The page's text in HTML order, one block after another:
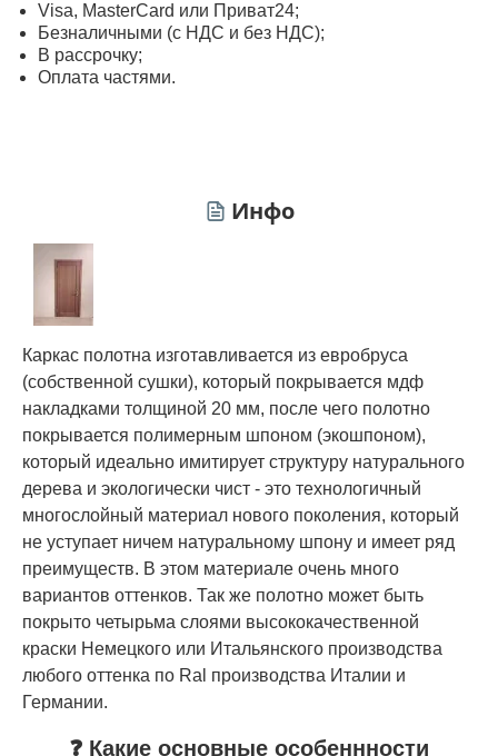
Visa, MasterСard или Приват24;
Безналичными (с НДС и без НДС);
В рассрочку;
Оплата частями.
Инфо
Каркас полотна изготавливается из евробруса
(собственной сушки), который покрывается мдф
накладками толщиной 20 мм, после чего полотно
покрывается полимерным шпоном (экошпоном),
который идеально имитирует структуру натурального
дерева и экологически чист - это технологичный
многослойный материал нового поколения, который
не уступает ничем натуральному шпону и имеет ряд
преимуществ. В этом материале очень много
вариантов оттенков. Так же полотно может быть
покрыто четырьма слоями высококачественной
краски Немецкого или Итальянского производства
любого оттенка по Ral производства Италии и
Германии.
❓ Какие основные особеннности